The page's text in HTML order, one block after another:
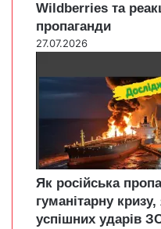
Wildberries та
пропаганди
27.07.2026
Як російська
гуманітарну
успішних ударів